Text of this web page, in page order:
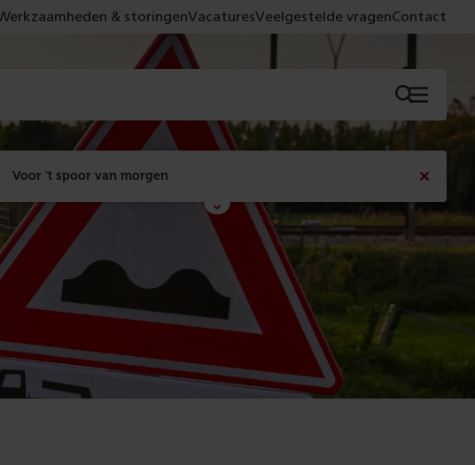
Voor 't spoor van morgen
Met de campagne 'Voor 't spoor naar morgen' laten
we zien wat er vandaag gebeurt en wat dat -
figuurlijk gezien - morgen oplevert.
sluiten
& storingenVacaturesVeelgestelde vragenContact
Menu